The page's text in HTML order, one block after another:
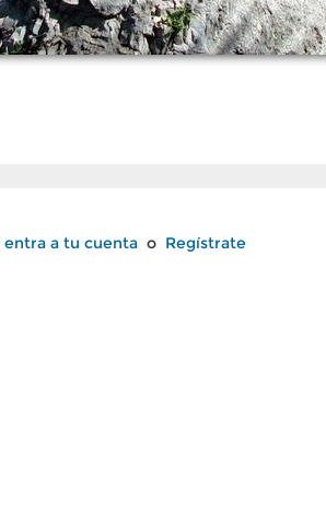
entra a tu cuenta o Regístrate